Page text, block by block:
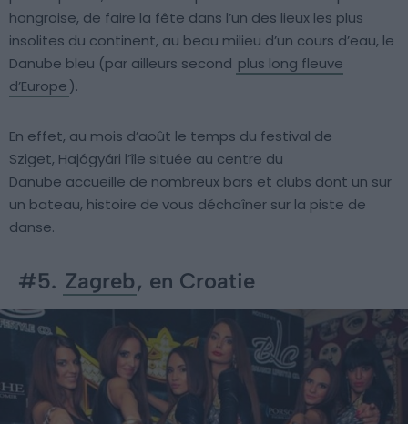
hongroise, de faire la fête dans l’un des lieux les plus
insolites du continent, au beau milieu d’un cours d’eau, le
Danube bleu (par ailleurs second plus long fleuve
d’Europe).
En effet, au mois d’août le temps du festival de
Sziget, Hajógyári l’île située au centre du
Danube accueille de nombreux bars et clubs dont un sur
un bateau, histoire de vous déchaîner sur la piste de
danse.
#5. Zagreb, en Croatie